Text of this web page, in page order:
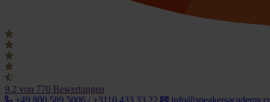
9.2 von 770 Bewertungen
+49 800 589 5006 / +3110 433 33 22